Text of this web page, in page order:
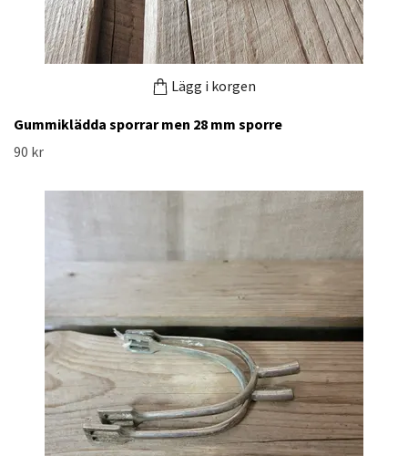
Lägg i korgen
Gummiklädda sporrar men 28 mm sporre
90 kr